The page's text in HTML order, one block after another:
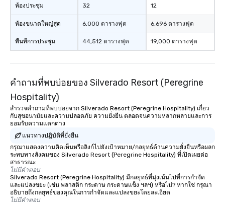
ห้องประชุม
ห้องขนาดใหญ่สุด
พื้นที่การประชุม
32
6,000 ตารางฟุต
44,512 ตารางฟุต
12
6,696 ตารางฟุต
19,000 ตารางฟุต
คำถามที่พบบ่อยของ Silverado Resort (Peregrine
Hospitality)
สำรวจคำถามที่พบบ่อยจาก Silverado Resort (Peregrine Hospitality) เกี่ยว
กับสุขอนามัยและความปลอดภัย ความยั่งยืน ตลอดจนความหลากหลายและการ
ยอมรับความแตกต่าง
แนวทางปฏิบัติที่ยั่งยืน
กรุณาแสดงความคิดเห็นหรือลิงก์ไปยังเป้าหมาย/กลยุทธ์ด้านความยั่งยืนหรือผลก
ระทบทางสังคมของ Silverado Resort (Peregrine Hospitality) ที่เปิดเผยต่อ
สาธารณะ
ไม่มีคำตอบ
Silverado Resort (Peregrine Hospitality) มีกลยุทธ์ที่มุ่งเน้นไปที่การกำจัด
และแปลงขยะ (เช่น พลาสติก กระดาษ กระดาษแข็ง ฯลฯ) หรือไม่? หากใช่ กรุณา
อธิบายถึงกลยุทธ์ของคุณในการกำจัดและแปลงขยะโดยละเอียด
ไม่มีคำตอบ